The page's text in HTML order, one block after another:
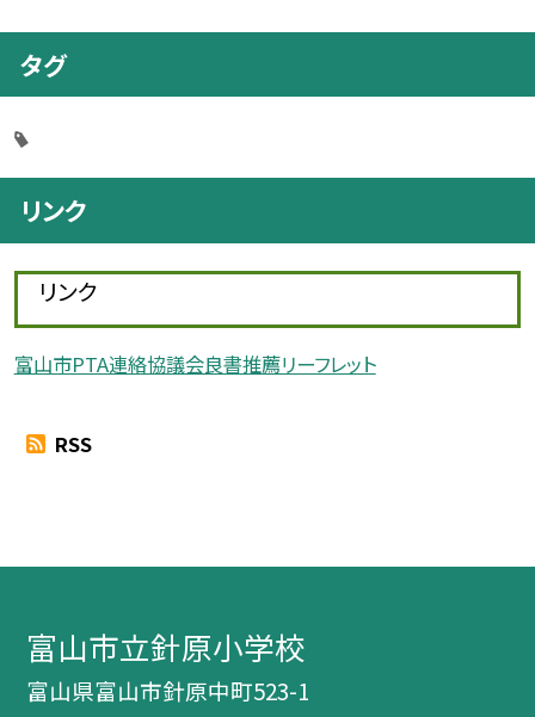
タグ
リンク
リンク
富山市PTA連絡協議会良書推薦リーフレット
RSS
富山市立針原小学校
富山県富山市針原中町523-1